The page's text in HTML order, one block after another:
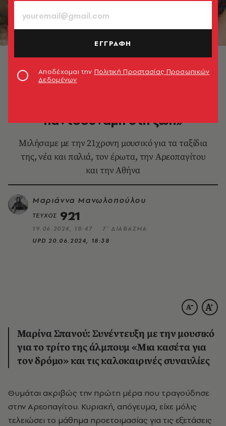
© Νικήτας Κακάκης
παντοδύναμη στη ζωή»
Μιλήσαμε με την 21χρονη μουσικό για τα ταξίδια
της, νέα και παλιά, τον έρωτα, την Αρεοπαγίτου
και την Αθήνα
Μαριάννα Μανωλοπούλου
ΤΕΥΧΟΣ 921
19.06.2024, 18:47
7’ ΔΙΑΒΑΣΜΑ
UPD20.06.2024, 18:38
Μαρίνα Σπανού: Συνέντευξη με την μουσικό
για το τρίτο της άλμπουμ «Μια κασέτα για
τον δρόμο» και τις καλοκαιρινές συναυλίες
Θυμάται ακριβώς την πρώτη μέρα που τραγούδησε
στην Αρεοπαγίτου. Κυριακή, απόγευμα, είχε μόλις
τελειώσει το μάθημα προετοιμασίας για τις εξετάσεις
ΕΓΓΡΑΦΗ
Αποδέχομαι την Πολιτική Προστασίας Προσωπικών
Δεδομένων